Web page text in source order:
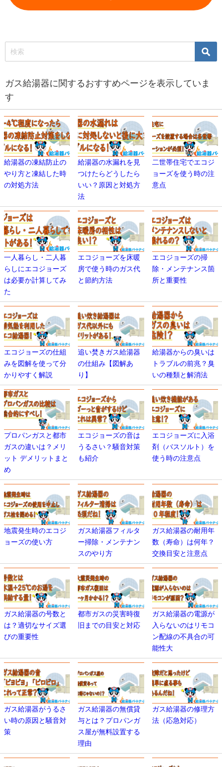
ガス給湯器に関するおすすめページを表示していま
す
給湯器の凍結防止の
やり方と凍結した時
の対処方法
給湯器の水漏れを見
つけたらどうしたら
いい？原因と対処方
法
二世帯住宅でエコジ
ョーズを使う時の注
意点
一人暮らし・二人暮
らしにエコジョーズ
は必要か計算してみ
た
エコジョーズを床暖
房で使う時のガス代
と節約方法
エコジョーズの掃
除・メンテナンス箇
所と重要性
エコジョーズの仕組
みを図解を使って分
かりやすく解説
追い焚きガス給湯器
の仕組み【図解あ
り】
給湯器からの臭いは
トラブルの前兆？臭
いの種類と解消法
プロパンガスと都市
ガスの違いは？メリ
ット デメリットまと
め
エコジョーズの音は
うるさい？騒音対策
も紹介
エコジョーズに入浴
剤（バスソルト）を
使う時の注意点
地震発生時のエコジ
ョーズの使い方
ガス給湯器フィルタ
ー掃除・メンテナン
スのやり方
ガス給湯器の耐用年
数（寿命）は何年？
交換目安と注意点
ガス給湯器の号数と
は？適切なサイズ選
びの重要性
都市ガスの災害時復
旧までの目安と対応
ガス給湯器の電源が
入らないのはリモコ
ン配線の不具合の可
能性大
ガス給湯器がうるさ
い時の原因と騒音対
策
ガス給湯器の無償貸
与とは？プロパンガ
ス屋が無料設置する
理由
ガス給湯器の修理方
法（応急対応）